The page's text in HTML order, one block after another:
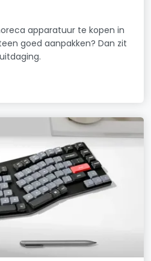
apparatuur te kopen in
goed aanpakken? Dan zit